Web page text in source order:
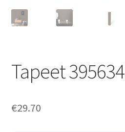
Tapeet 395634
€29.70